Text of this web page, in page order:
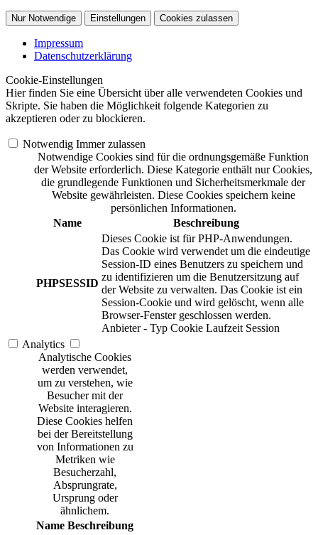
Nur Notwendige Einstellungen Cookies zulassen
Impressum
Datenschutzerklärung
Cookie-Einstellungen
Hier finden Sie eine Übersicht über alle verwendeten Cookies und
Skripte. Sie haben die Möglichkeit folgende Kategorien zu
akzeptieren oder zu blockieren.
Notwendig Immer zulassen
Notwendige Cookies sind für die ordnungsgemäße Funktion
der Website erforderlich. Diese Kategorie enthält nur Cookies,
die grundlegende Funktionen und Sicherheitsmerkmale der
Website gewährleisten. Diese Cookies speichern keine
persönlichen Informationen.
Name
Beschreibung
PHPSESSID
Dieses Cookie ist für PHP-Anwendungen.
Das Cookie wird verwendet um die eindeutige
Session-ID eines Benutzers zu speichern und
zu identifizieren um die Benutzersitzung auf
der Website zu verwalten. Das Cookie ist ein
Session-Cookie und wird gelöscht, wenn alle
Browser-Fenster geschlossen werden.
Anbieter - Typ Cookie Laufzeit Session
Analytics
Analytische Cookies
werden verwendet,
um zu verstehen, wie
Besucher mit der
Website interagieren.
Diese Cookies helfen
bei der Bereitstellung
von Informationen zu
Metriken wie
Besucherzahl,
Absprungrate,
Ursprung oder
ähnlichem.
Name Beschreibung